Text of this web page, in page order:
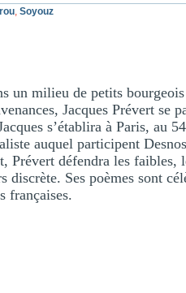
, Soyouz
un milieu de petits
Jacques Prévert se
s’établira à Paris, au
auquel participent
Prévert défendra les faibles,
discrète. Ses poèmes sont
françaises.